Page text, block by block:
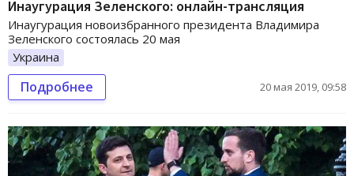
Инаугурация Зеленского: онлайн-трансляция
Инаугурация новоизбранного президента Владимира
Зеленского состоялась 20 мая
Украина
Подробнее 20 мая 2019, 09:58